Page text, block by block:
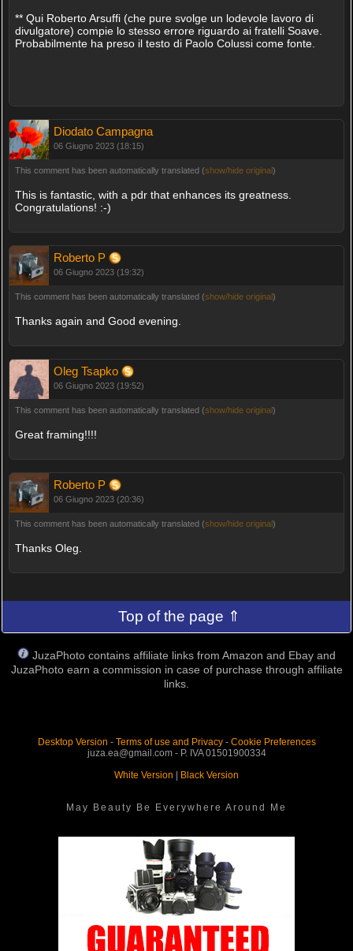
** Qui Roberto Arsuffi (che pure svolge un lodevole lavoro di
divulgatore) compie lo stesso errore riguardo ai fratelli Soave.
Probabilmente ha preso il testo di Paolo Colussi come fonte.
Diodato Campagna
06 Giugno 2023 (18:15)
This comment has been automatically translated (show/hide original)
This is fantastic, with a pdr that enhances its greatness.
Congratulations! :-)
Roberto P
06 Giugno 2023 (19:32)
This comment has been automatically translated (show/hide original)
Thanks again and Good evening.
Oleg Tsapko
06 Giugno 2023 (19:52)
This comment has been automatically translated (show/hide original)
Great framing!!!!
Roberto P
06 Giugno 2023 (20:36)
This comment has been automatically translated (show/hide original)
Thanks Oleg.
Top of the page ⇑
JuzaPhoto contains affiliate links from Amazon and Ebay and
JuzaPhoto earn a commission in case of purchase through affiliate
links.
Desktop Version - Terms of use and Privacy- Cookie Preferences
juza.ea@gmail.com - P. IVA 01501900334
White Version
Black Version
May Beauty Be Everywhere Around Me